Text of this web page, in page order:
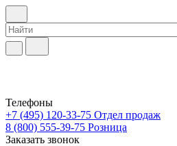
Телефоны
+7 (495) 120-33-75 Отдел продаж
8 (800) 555-39-75 Розница
Заказать звонок